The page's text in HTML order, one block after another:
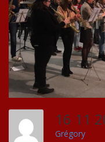
16 11
Grégory